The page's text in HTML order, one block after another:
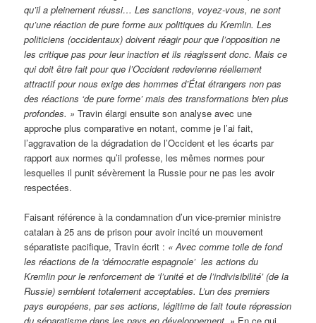
qu’il a pleinement réussi… Les sanctions, voyez-vous, ne sont
qu’une réaction de pure forme aux politiques du Kremlin. Les
politiciens (occidentaux) doivent réagir pour que l’opposition ne
les critique pas pour leur inaction et ils réagissent donc. Mais ce
qui doit être fait pour que l’Occident redevienne réellement
attractif pour nous exige des hommes d’État étrangers non pas
des réactions ‘de pure forme’ mais des transformations bien plus
profondes. » Travin élargi ensuite son analyse avec une
approche plus comparative en notant, comme je l’ai fait,
l’aggravation de la dégradation de l’Occident et les écarts par
rapport aux normes qu’il professe, les mêmes normes pour
lesquelles il punit sévèrement la Russie pour ne pas les avoir
respectées.
Faisant référence à la condamnation d’un vice-premier ministre
catalan à 25 ans de prison pour avoir incité un mouvement
séparatiste pacifique, Travin écrit : « Avec comme toile de fond
les réactions de la ‘démocratie espagnole’ les actions du
Kremlin pour le renforcement de ‘l’unité et de l’indivisibilité’ (de la
Russie) semblent totalement acceptables. L’un des premiers
pays européens, par ses actions, légitime de fait toute répression